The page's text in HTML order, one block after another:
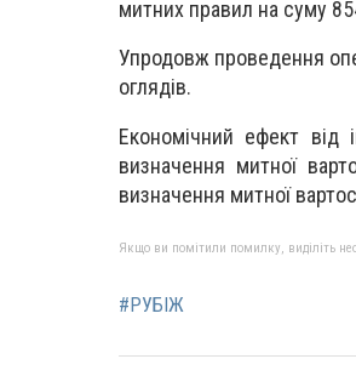
митних правил на суму
Упродовж проведення
оглядів.
Економічний ефект від
визначення митної
визначення митної
Якщо ви помітили помилку, виділіть
#РУБІЖ